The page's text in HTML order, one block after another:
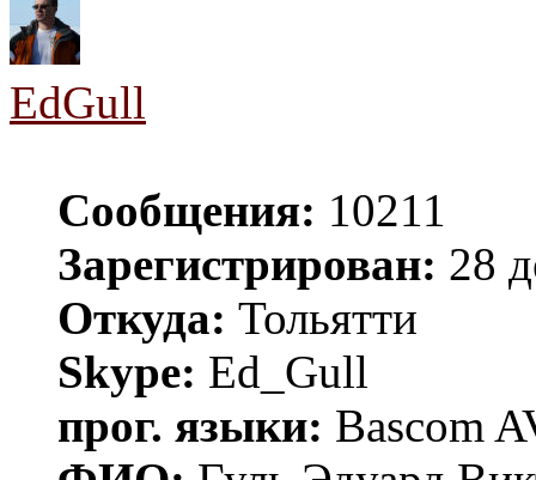
EdGull
Сообщения: 10211
Зарегистрирован: 28
Откуда: Тольятти
Skype: Ed_Gull
прог. языки: Bascom